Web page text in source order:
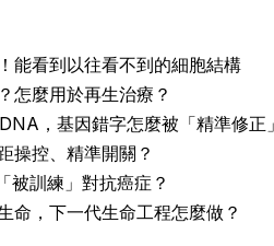
能看到以往看不到的細胞結構
怎麼用於再生治療？
，基因錯字怎麼被「精準修正
操控、精準開關？
被訓練」對抗癌症？
命，下一代生命工程怎麼做？